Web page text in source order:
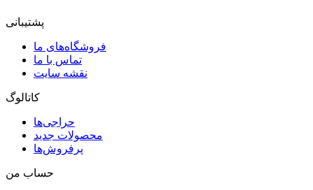
پشتیبانی
فروشگاه‌های ما
تماس با ما
نقشه سایت
کاتالوگ
حراجی‌ها
محصولات جدید
پرفروش‌ها
حساب من